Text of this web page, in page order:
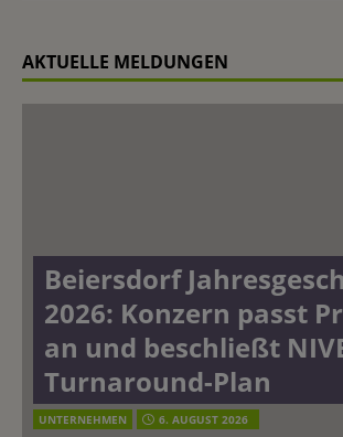
AKTUELLE MELDUNGEN
Beiersdorf
2026: Konzern passt
an und beschließt
Turnaround-Plan
UNTERNEHMEN 6. AUGUST 2026